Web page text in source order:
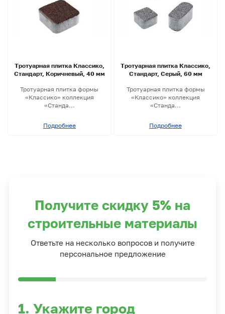
Тротуарная плитка Классико,
Стандарт, Коричневый, 40 мм
Тротуарная плитка формы
«Классико» коллекция
«Станда...
Подробнее
Тротуарная плитка Классико,
Стандарт, Серый, 60 мм
Тротуарная плитка формы
«Классико» коллекция
«Станда...
Подробнее
Получите скидку 5% на
строительные материалы
Ответьте на несколько вопросов и получите
персональное предложение
1. Укажите город